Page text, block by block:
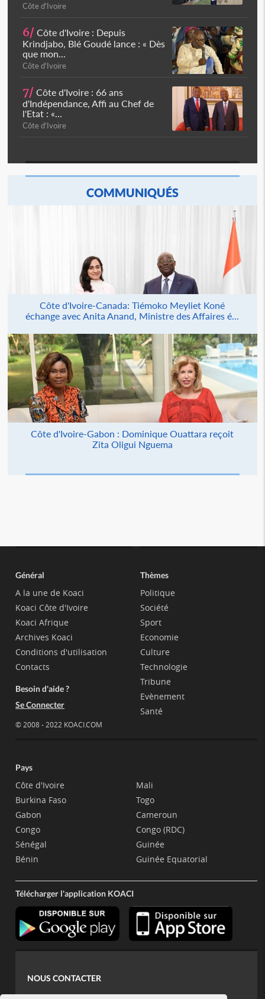
Côte d'Ivoire
6/ Côte d'Ivoire : Depuis
Krindjabo, Blé Goudé lance : « Dès
que mon...
Côte d'Ivoire
7/ Côte d'Ivoire : 66 ans
d'Indépendance, Affi au Chef de
l'Etat : «...
Côte d'Ivoire
COMMUNIQUÉS
Côte d'Ivoire-Canada: Tiémoko Meyliet Koné
échange avec Anita Anand, Ministre des Affaires é...
Côte d'Ivoire-Gabon : Dominique Ouattara reçoit
Zita Oligui Nguema
Général
A la une de Koaci
Koaci Côte d'Ivoire
Koaci Afrique
Archives Koaci
Conditions d'utilisation
Contacts
Besoin d'aide ?
Se Connecter
© 2008 - 2022 KOACI.COM
Thèmes
Politique
Société
Sport
Economie
Culture
Technologie
Tribune
Evènement
Santé
Pays
Côte d'Ivoire
Burkina Faso
Gabon
Congo
Sénégal
Bénin
Mali
Togo
Cameroun
Congo (RDC)
Guinée
Guinée Equatorial
Télécharger l'application KOACI
NOUS CONTACTER